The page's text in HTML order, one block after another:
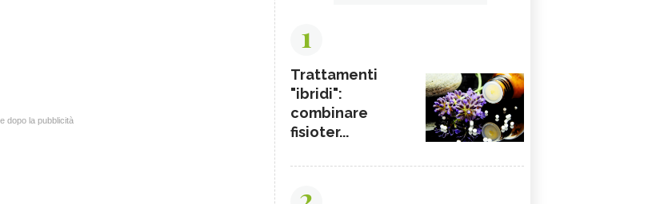
dopo la pubblicità
1
Trattamenti
"ibridi":
combinare
fisioter...